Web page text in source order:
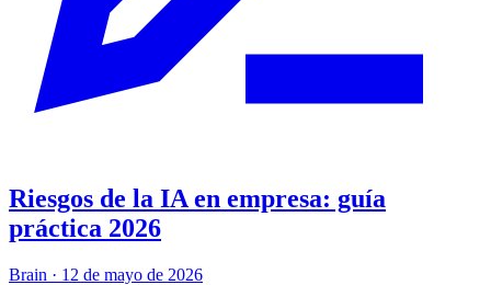
Riesgos de la IA en empresa: guía
práctica 2026
Brain · 12 de mayo de 2026